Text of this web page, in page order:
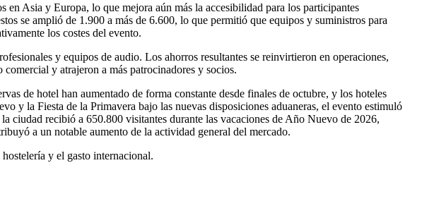
en Asia y Europa, lo que mejora aún más la accesibilidad para los participantes
se amplió de 1.900 a más de 6.600, lo que permitió que equipos y suministros para
los costes del evento.
y equipos de audio. Los ahorros resultantes se reinvirtieron en operaciones,
y atrajeron a más patrocinadores y socios.
de hotel han aumentado de forma constante desde finales de octubre, y los hoteles
y la Fiesta de la Primavera bajo las nuevas disposiciones aduaneras, el evento estimuló
ciudad recibió a 650.800 visitantes durante las vacaciones de Año Nuevo de 2026,
a un notable aumento de la actividad general del mercado.
y el gasto internacional.